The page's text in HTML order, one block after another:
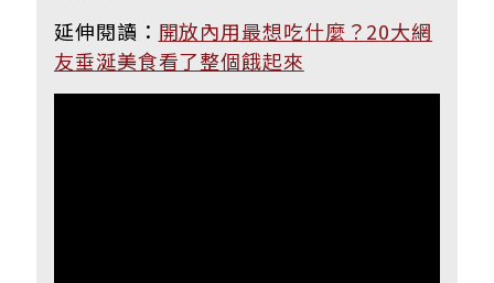
延伸閱讀： 開放內用最想吃什麼？20大網
友垂涎美食看了整個餓起來